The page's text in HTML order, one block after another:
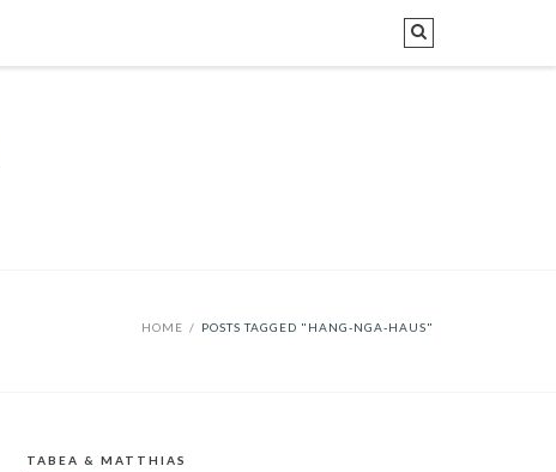
HOME / POSTS TAGGED "HANG-NGA-HAUS"
TABEA & MATTHIAS